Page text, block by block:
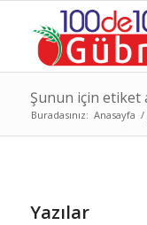
Şunun için etiket
Buradasınız: Anasayfa /
Yazılar